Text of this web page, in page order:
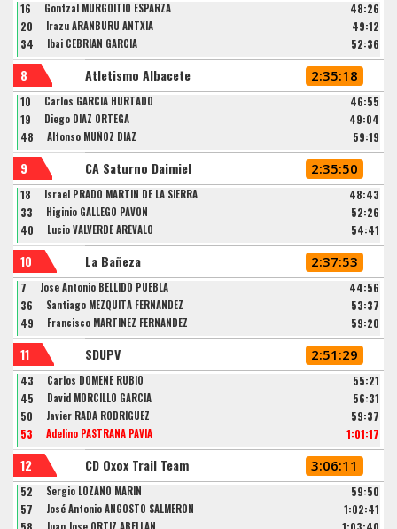
16 Gontzal MURGOITIO ESPARZA
48:26
20
Irazu ARANBURU ANTXIA
49:12
34
Ibai CEBRIAN GARCIA 52:36
8 Atletismo Albacete 2:35:18
10 Carlos GARCIA HURTADO
46:55
19
Diego DIAZ ORTEGA
49:04
48
Alfonso MUÑOZ DIAZ 59:19
9 CA Saturno Daimiel 2:35:50
18 Israel PRADO MARTIN DE LA SIERRA
48:43
33
Higinio GALLEGO PAVON
52:26
40
Lucio VALVERDE ARÉVALO 54:41
10 La Bañeza 2:37:53
7 Jose Antonio BELLIDO PUEBLA
44:56
36
Santiago MEZQUITA FERNÁNDEZ
53:37
49
Francisco MARTINEZ FERNANDEZ 59:20
11 SDUPV 2:51:29
43 Carlos DOMENE RUBIO
55:21
45
David MORCILLO GARCIA
56:31
50
Javier RADA RODRÍGUEZ
59:37
53
Adelino PASTRANA PAVIA 1:01:17
12 CD Oxox Trail Team 3:06:11
52 Sergio LOZANO MARIN
59:50
57
José Antonio ANGOSTO SALMERÓN
1:02:41